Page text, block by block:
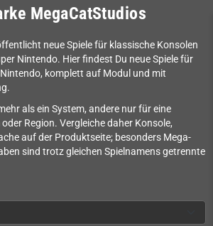
MegaCatStudios
neue Spiele für klassische Konsolen
Nintendo. Hier findest Du neue Spiele für
komplett auf Modul und mit
als ein System, andere nur für eine
Region. Vergleiche daher Konsole,
auf der Produktseite; besonders Mega-
sind trotz gleichen Spielnamens getrennte